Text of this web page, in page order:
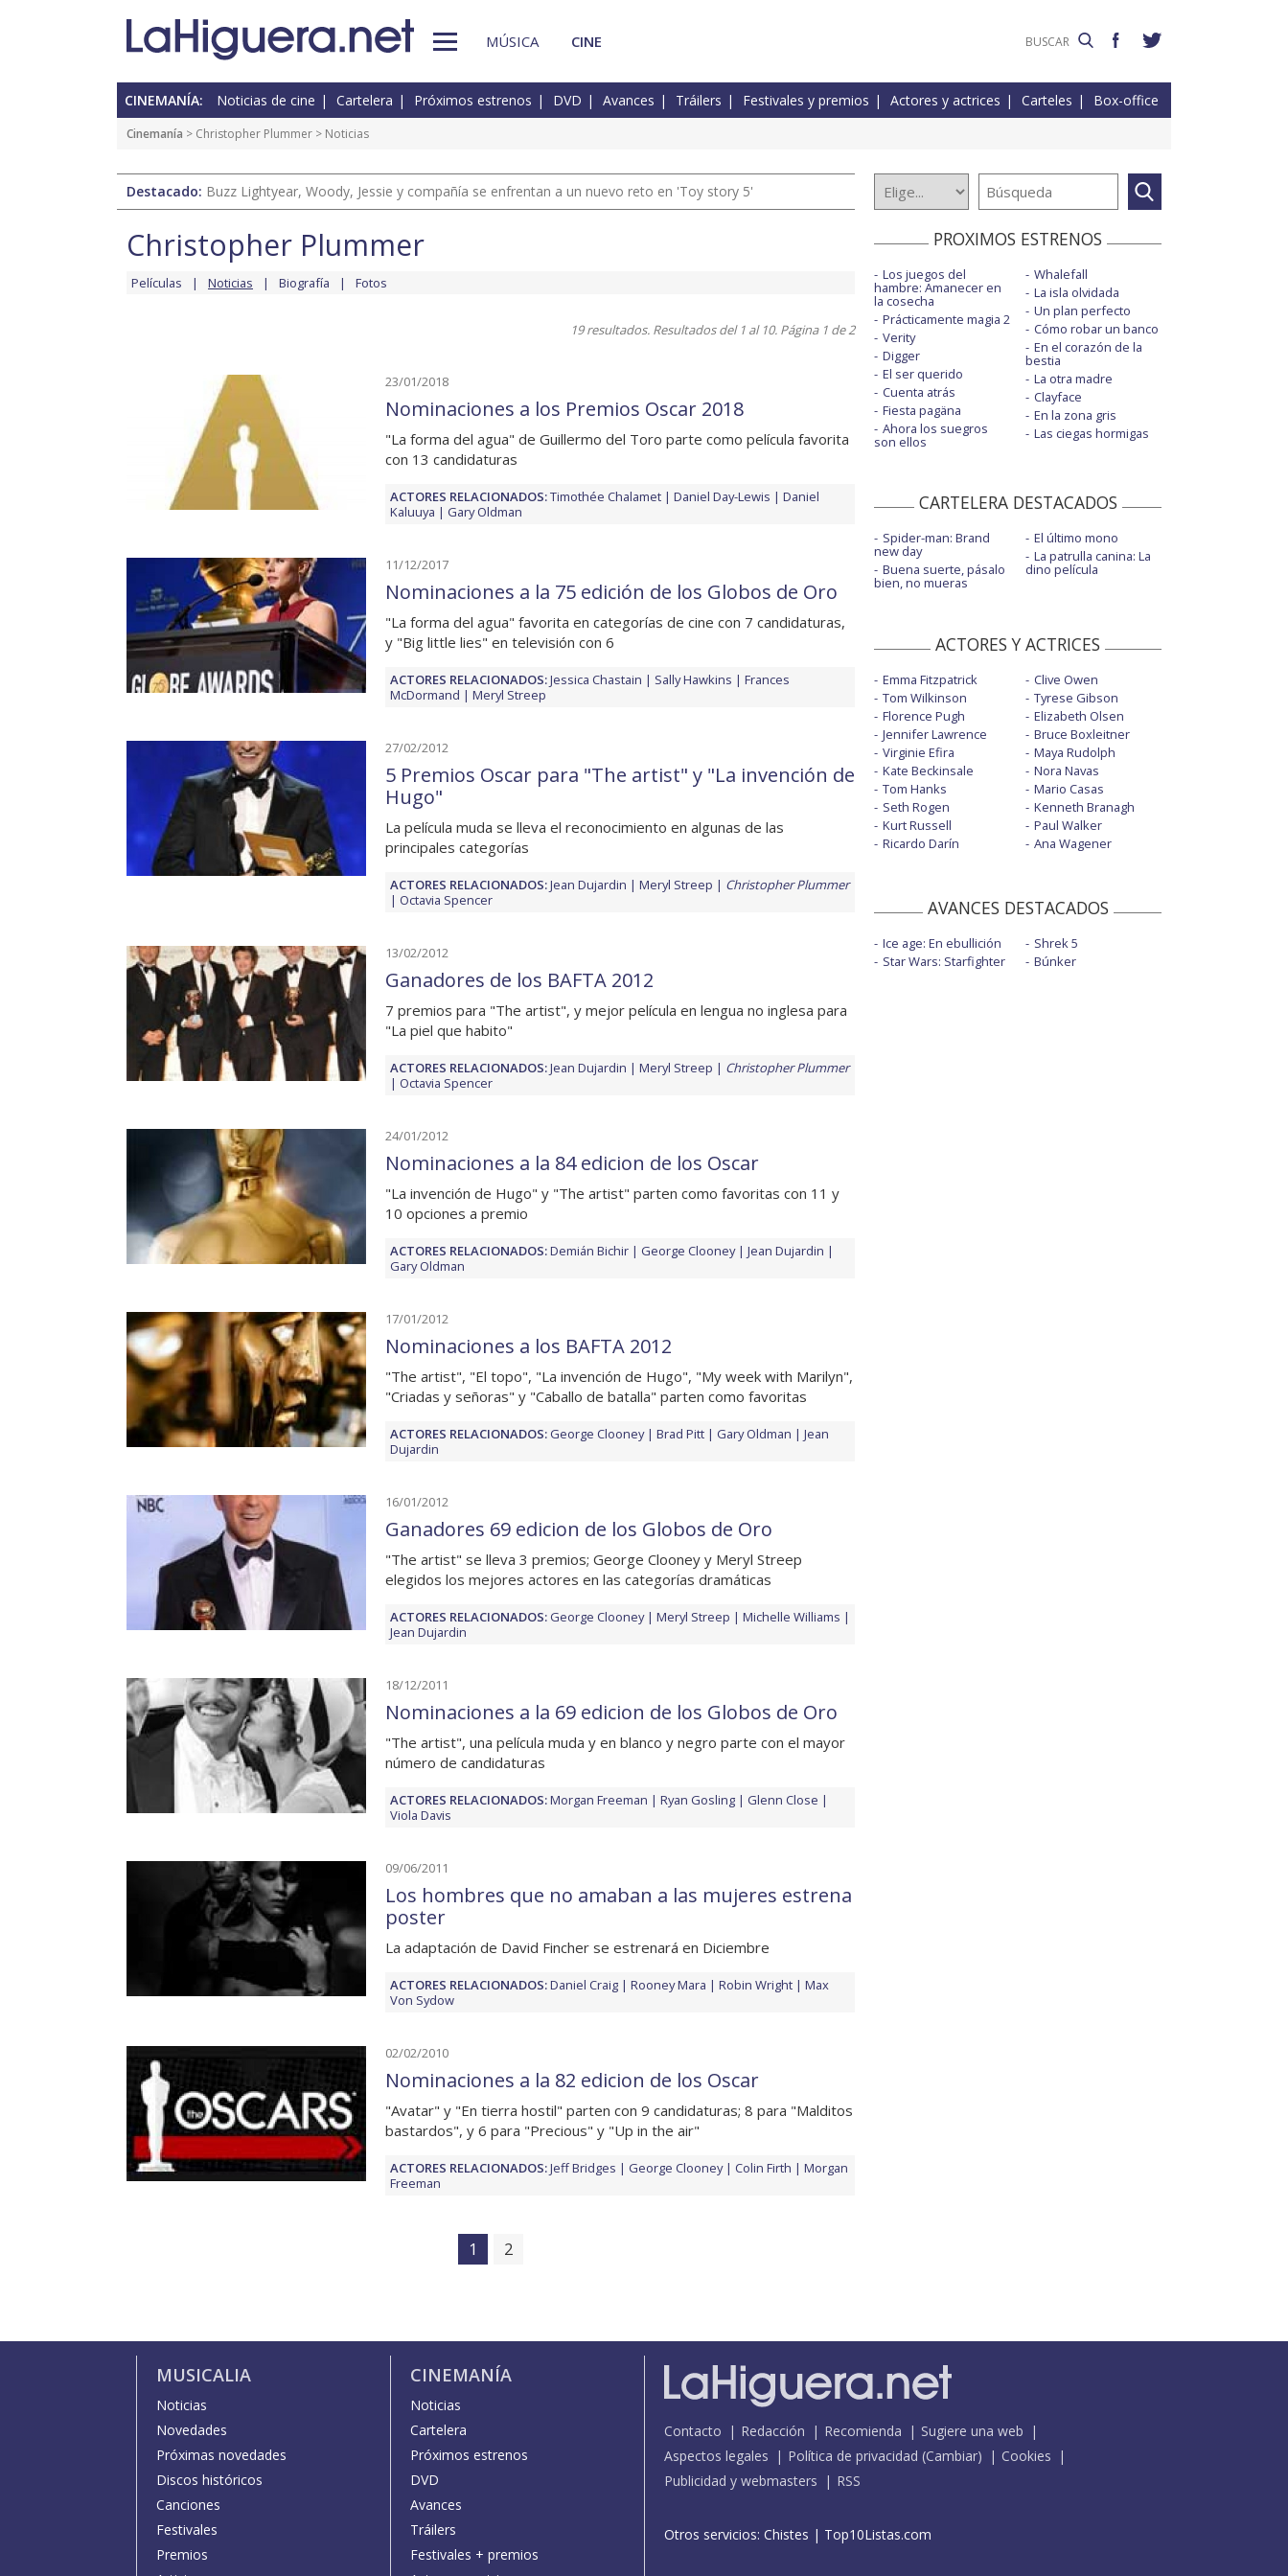
MÚSICA CINE
CINEMANÍA: Noticias de cine Cartelera Próximos estrenos DVD Avances Tráilers Festivales y premios Actores y actrices Carteles Box-office
Cinemanía > Christopher Plummer > Noticias
Destacado: Buzz Lightyear, Woody, Jessie y compañía se enfrentan a un nuevo reto en 'Toy story 5'
Christopher Plummer
Películas Noticias Biografía Fotos
19 resultados. Resultados del 1 al 10. Página 1 de 2
23/01/2018
Nominaciones a los Premios Oscar 2018
"La forma del agua" de Guillermo del Toro parte como película favorita
con 13 candidaturas
ACTORES RELACIONADOS:Timothée Chalamet Daniel Day-Lewis
Daniel
Kaluuya
Gary Oldman
11/12/2017
Nominaciones a la 75 edición de los Globos de Oro
"La forma del agua" favorita en categorías de cine con 7 candidaturas,
y "Big little lies" en televisión con 6
ACTORES RELACIONADOS:Jessica Chastain Sally Hawkins
Frances
McDormand
Meryl Streep
27/02/2012
5 Premios Oscar para "The artist" y "La invención de
Hugo"
La película muda se lleva el reconocimiento en algunas de las
principales categorías
ACTORES RELACIONADOS:Jean Dujardin Meryl Streep
Christopher Plummer
Octavia Spencer
13/02/2012
Ganadores de los BAFTA 2012
7 premios para "The artist", y mejor película en lengua no inglesa para
"La piel que habito"
ACTORES RELACIONADOS:Jean Dujardin Meryl Streep
Christopher Plummer
Octavia Spencer
24/01/2012
Nominaciones a la 84 edicion de los Oscar
"La invención de Hugo" y "The artist" parten como favoritas con 11 y
10 opciones a premio
ACTORES RELACIONADOS:Demián Bichir George Clooney
Jean Dujardin
Gary Oldman
17/01/2012
Nominaciones a los BAFTA 2012
"The artist", "El topo", "La invención de Hugo", "My week with Marilyn",
"Criadas y señoras" y "Caballo de batalla" parten como favoritas
ACTORES RELACIONADOS: George Clooney Brad Pitt Gary Oldman
Jean
Dujardin
16/01/2012
Ganadores 69 edicion de los Globos de Oro
"The artist" se lleva 3 premios; George Clooney y Meryl Streep
elegidos los mejores actores en las categorías dramáticas
ACTORES RELACIONADOS: George Clooney Meryl Streep
Michelle Williams
Jean Dujardin
18/12/2011
Nominaciones a la 69 edicion de los Globos de Oro
"The artist", una película muda y en blanco y negro parte con el mayor
número de candidaturas
ACTORES RELACIONADOS:Morgan Freeman Ryan Gosling
Glenn Close
Viola Davis
09/06/2011
Los hombres que no amaban a las mujeres estrena
poster
La adaptación de David Fincher se estrenará en Diciembre
ACTORES RELACIONADOS:Daniel Craig Rooney Mara Robin Wright
Max
Von Sydow
02/02/2010
Nominaciones a la 82 edicion de los Oscar
"Avatar" y "En tierra hostil" parten con 9 candidaturas; 8 para "Malditos
bastardos", y 6 para "Precious" y "Up in the air"
ACTORES RELACIONADOS:Jeff Bridges George Clooney Colin Firth
Morgan
Freeman
1 2
PROXIMOS ESTRENOS
Los juegos del
hambre: Amanecer en
la cosecha
Prácticamente magia 2
Verity
Digger
El ser querido
Cuenta atrás
Fiesta pagäna
Ahora los suegros
son ellos
Whalefall
La isla olvidada
Un plan perfecto
Cómo robar un banco
En el corazón de la
bestia
La otra madre
Clayface
En la zona gris
Las ciegas hormigas
CARTELERA DESTACADOS
Spider-man: Brand
new day
Buena suerte, pásalo
bien, no mueras
El último mono
La patrulla canina: La
dino película
ACTORES Y ACTRICES
Emma Fitzpatrick
Tom Wilkinson
Florence Pugh
Jennifer Lawrence
Virginie Efira
Kate Beckinsale
Tom Hanks
Seth Rogen
Kurt Russell
Ricardo Darín
Clive Owen
Tyrese Gibson
Elizabeth Olsen
Bruce Boxleitner
Maya Rudolph
Nora Navas
Mario Casas
Kenneth Branagh
Paul Walker
Ana Wagener
AVANCES DESTACADOS
Ice age: En ebullición
Star Wars: Starfighter
Shrek 5
Búnker
MUSICALIA
Noticias
Novedades
Próximas novedades
Discos históricos
Canciones
Festivales
Premios
CINEMANÍA
Noticias
Cartelera
Próximos estrenos
DVD
Avances
Tráilers
Festivales + premios
Contacto Redacción Recomienda
Sugiere una web
Aspectos legales
Política de privacidad (Cambiar)
Cookies
Publicidad y webmasters
RSS
Otros servicios: Chistes | Top10Listas.com